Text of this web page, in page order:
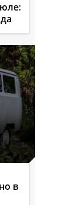
в